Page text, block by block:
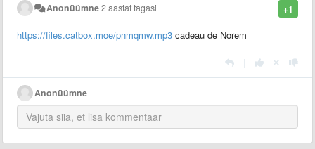
+1
Anonüümne2 aastat tagasi
https://files.catbox.moe/pnmqmw.mp3 cadeau de Norem
Anonüümne